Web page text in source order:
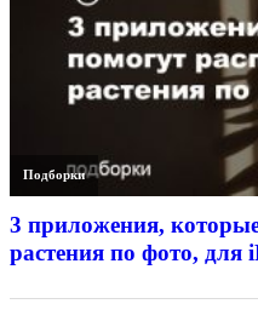
Подборки
3 приложения,
растения по фото, для